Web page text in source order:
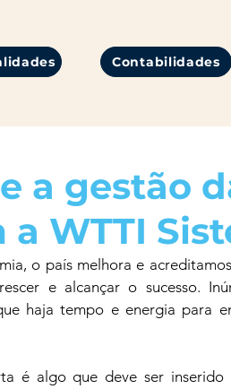
Contabilidades
a gestão
WTTI
o país melhora e
e alcançar o sucesso.
haja tempo e energia para
é algo que deve ser inserido